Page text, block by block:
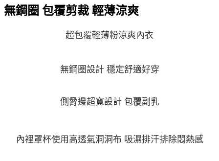
無鋼圈 包覆剪裁 輕薄涼爽
超包覆輕薄粉涼爽內衣
無鋼圈設計 穩定舒適好穿
側脅邊超寬設計 包覆副乳
內裡罩杯使用高透氣洞洞布 吸濕排汗排除悶熱感